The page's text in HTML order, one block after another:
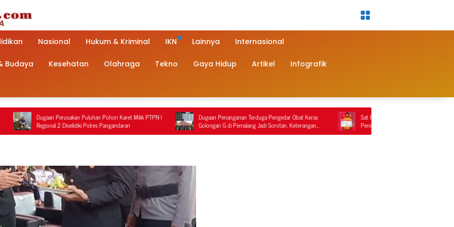
Nasional Hukum & Kriminal IKN Lainnya Internasional
Budaya Kesehatan Olahraga Tekno Gaya Hidup Artikel Infografik
Perusakan Puluhan Pohon Karet Milik PTPN I
2 Diselidiki Polres Pangandaran
Dugaan Penanganan Terduga Pengedar Obat Keras
Golongan G di Pemalang Jadi Sorotan, Keterangan
Polisi Berbeda dengan Rekaman Video
Sat Reskrim Polres Nagan Raya Kembali Lakukan
Penindakan Penyalahgunaan BBM Bersubsidi, Tiga
Tersangka Ditahan.